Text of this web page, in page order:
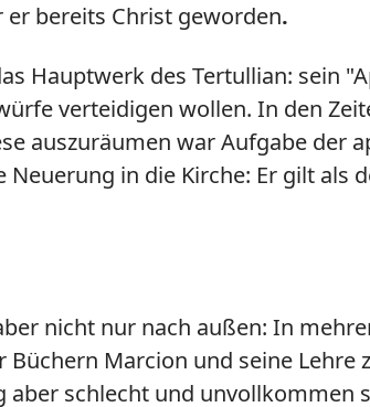
bereits Christ geworden.
Hauptwerk des Tertullian: sein
verteidigen wollen. In den
auszuräumen war Aufgabe der
in die Kirche: Er gilt als
nicht nur nach außen: In
Marcion und seine
schlecht und